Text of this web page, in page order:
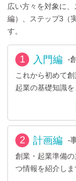
広い方々を対象に、
編）、ステップ3（
す。
1 入門編
-
これから初めて
起業の基礎知識を
2 計画編
-
創業・起業準備
つ情報を紹介しま